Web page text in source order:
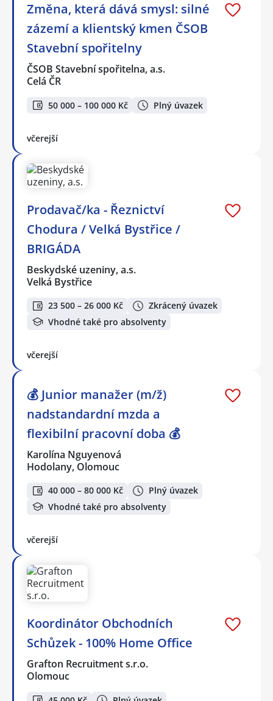
Změna, která dává smysl: silné
zázemí a klientský kmen ČSOB
Stavební spořitelny
ČSOB Stavební spořitelna, a.s.
Celá ČR
50 000 – 100 000 Kč Plný úvazek
včerejší
Prodavač/ka - Řeznictví
Chodura / Velká Bystřice /
BRIGÁDA
Beskydské uzeniny, a.s.
Velká Bystřice
23 500 – 26 000 Kč
Zkrácený úvazek
Vhodné také pro absolventy
včerejší
💰 Junior manažer (m/ž)
nadstandardní mzda a
flexibilní pracovní doba 💰
Karolína Nguyenová
Hodolany, Olomouc
40 000 – 80 000 Kč
Plný úvazek
Vhodné také pro absolventy
včerejší
Koordinátor Obchodních
Schůzek - 100% Home Office
Grafton Recruitment s.r.o.
Olomouc